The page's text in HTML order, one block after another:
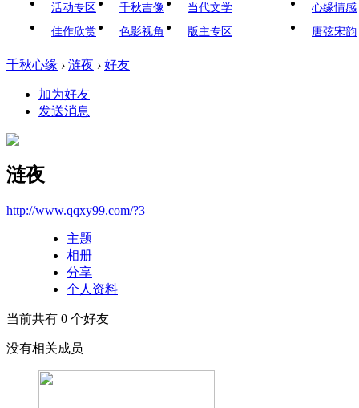
活动专区 千秋吉像
当代文学
佳作欣赏
色影视角 版主专区
心缘情感
唐弦宋韵
千秋心缘 › 涟夜 › 好友
加为好友
发送消息
涟夜
http://www.qqxy99.com/?3
主题
相册
分享
个人资料
当前共有 0 个好友
没有相关成员